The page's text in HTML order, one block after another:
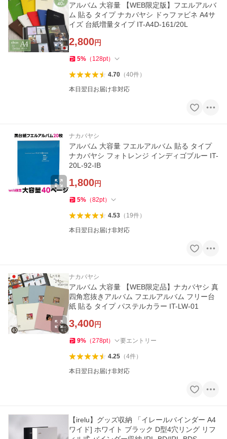
アルバム 大容量 【WEB限定版】フエルアルバ
ム 貼る タイプ ナカバヤシ ドゥファビネ A4サ
イズ 台紙増量タイプ IT-A4D-161/20L
2,800円
5% （ 128pt）
4.70（40件）
本日翌日お届け非対応
ナカバヤシ
アルバム 大容量 フエルアルバム 貼る タイプ
ナカバヤシ フォトレンジ インディゴブルー IT-
20L-92-IB
1,800円
5% （82pt）
4.53（ 19件）
本日翌日お届け非対応
ナカバヤシ
アルバム 大容量 【WEB限定品】ナカバヤシ 真
四角窓抜きアルバム フエルアルバム フリー台
紙 貼る タイプ パステルカラー IT-LW-01
3,400円
9% （278pt） 要エントリー
4.25（4件）
本日翌日お届け非対応
【irelu】グッズ収納 「イレールバインダー A4
ワイド] ホワイト ブラック D型4穴リング リフ